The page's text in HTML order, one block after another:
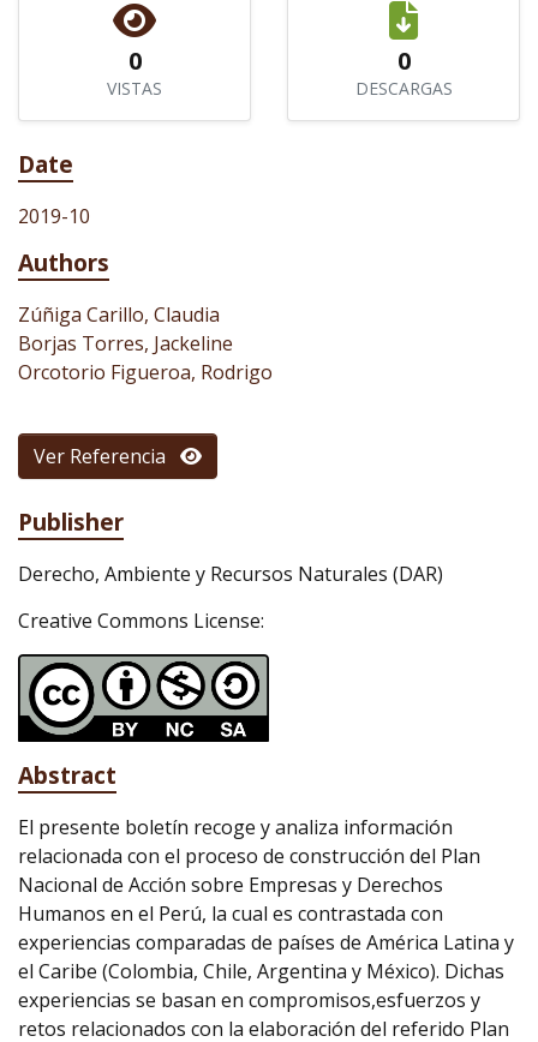
0
VISTAS
0
DESCARGAS
Date
2019-10
Authors
Zúñiga Carillo, Claudia
Borjas Torres, Jackeline
Orcotorio Figueroa, Rodrigo
Ver Referencia
Publisher
Derecho, Ambiente y Recursos Naturales (DAR)
Creative Commons License:
Abstract
El presente boletín recoge y analiza información
relacionada con el proceso de construcción del Plan
Nacional de Acción sobre Empresas y Derechos
Humanos en el Perú, la cual es contrastada con
experiencias comparadas de países de América Latina y
el Caribe (Colombia, Chile, Argentina y México). Dichas
experiencias se basan en compromisos,esfuerzos y
retos relacionados con la elaboración del referido Plan